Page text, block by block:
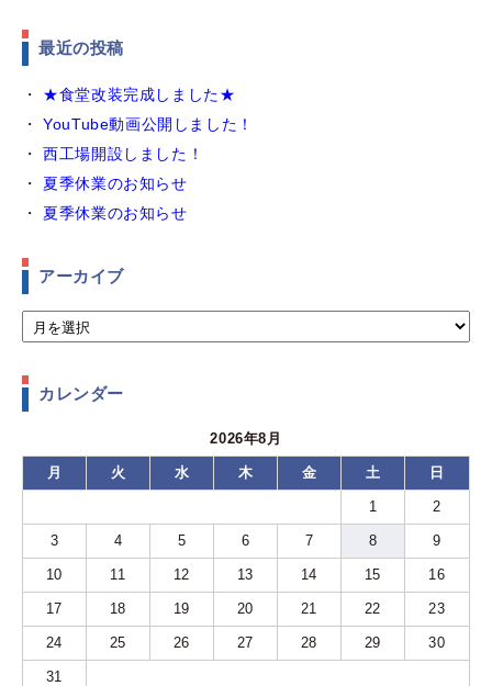
最近の投稿
★食堂改装完成しました★
YouTube動画公開しました！
西工場開設しました！
夏季休業のお知らせ
夏季休業のお知らせ
アーカイブ
カレンダー
2026年8月
月 火 水 木 金 土 日
1 2
3 4 5 6 7 8 9
10 11 12 13 14 15 16
17 18 19 20 21 22 23
24 25 26 27 28 29 30
31